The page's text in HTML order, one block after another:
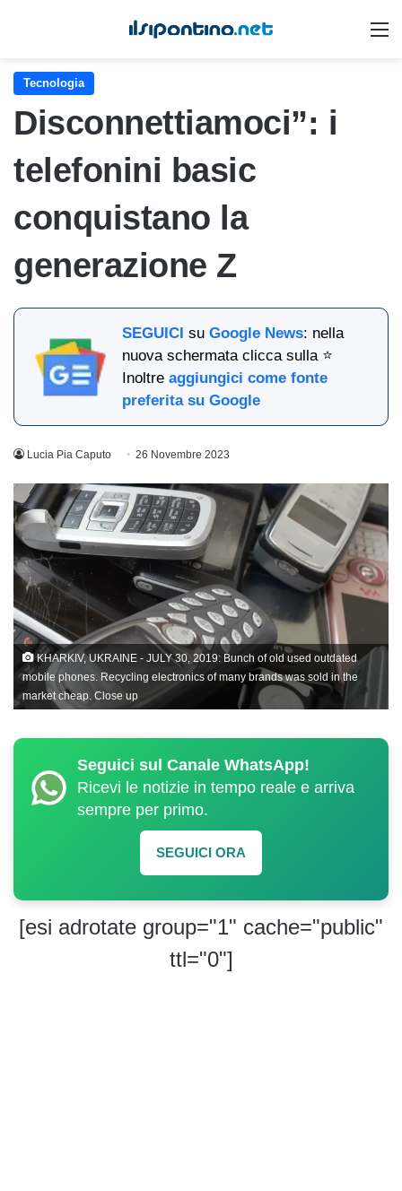
Tecnologia
Disconnettiamoci”: i
telefonini basic
conquistano la
generazione Z
SEGUICI suGoogle News: nella
nuova schermata clicca sulla ⭐
Inoltreaggiungici come fonte
preferita su Google
Lucia Pia Caputo 26 Novembre 2023
KHARKIV, UKRAINE - JULY 30, 2019: Bunch of old used outdated
mobile phones. Recycling electronics of many brands was sold in the
market cheap. Close up
Seguici sul Canale WhatsApp!
Ricevi le notizie in tempo reale e arriva
sempre per primo.
SEGUICI ORA
[esi adrotate group="1" cache="public"
ttl="0"]